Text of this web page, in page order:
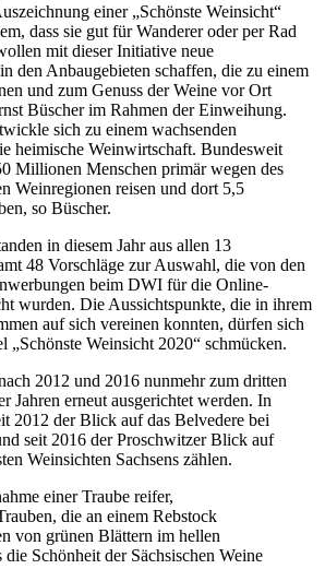
einer „Schönste Weinsicht“
dass sie gut für Wanderer oder per Rad
mit dieser Initiative neue
den Anbaugebieten schaffen, die zu einem
und zum Genuss der Weine vor Ort
Büscher im Rahmen der Einweihung.
sich zu einem wachsenden
heimische Weinwirtschaft. Bundesweit
Millionen Menschen primär wegen des
Weinregionen reisen und dort 5,5
so Büscher.
in diesem Jahr aus allen 13
48 Vorschläge zur Auswahl, die von den
beim DWI für die Online-
wurden. Die Aussichtspunkte, die in ihrem
auf sich vereinen konnten, dürfen sich
„Schönste Weinsicht 2020“ schmücken.
2012 und 2016 nunmehr zum dritten
Jahren erneut ausgerichtet werden. In
2012 der Blick auf das Belvedere bei
seit 2016 der Proschwitzer Blick auf
Weinsichten Sachsens zählen.